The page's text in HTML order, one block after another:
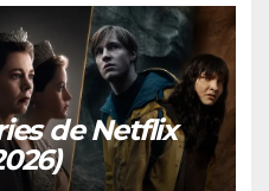
de Netflix